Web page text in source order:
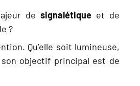
designalétique et de
?
Qu’elle soit lumineuse,
objectif principal est de